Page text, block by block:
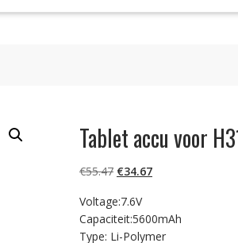
Tablet accu voor
€55.47 Oorspronkelijke
was:
€55.47.
€34.67Huidige
€34.67.
Voltage:7.6V
Capaciteit:5600mAh
Type: Li-Polymer